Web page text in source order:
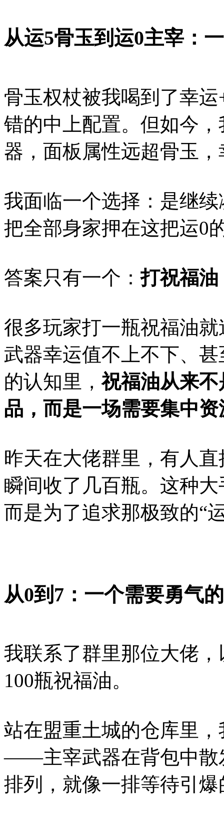
从运5骨玉到运0主宰：
骨玉权杖被我喝到了幸
错的中上配置。但如今
器，面板属性远超骨玉
我面临一个选择：是继
把全部身家押在这把运0
答案只有一个：打祝福油
很多玩家打一瓶祝福油
武器幸运值不上不下、
的认知里，祝福油从来
品，而是一场需要集中
昨天在大佬群里，有人
瞬间收了几百瓶。这种
而是为了追求那极致的“
从0到7：一个需要勇气
我联系了群里那位大佬
100瓶祝福油。
站在盟重土城的仓库里
——主宰武器在背包中散
排列，就像一排等待引